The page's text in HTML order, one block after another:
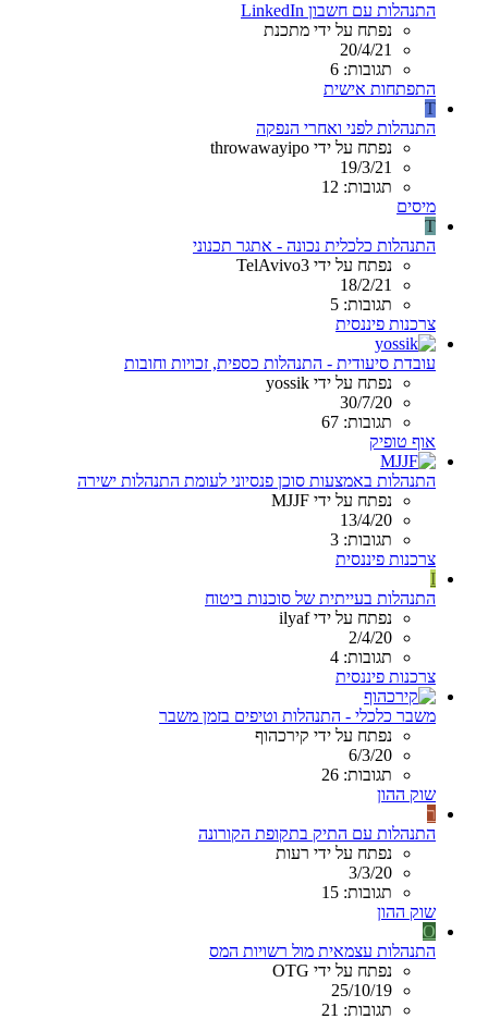
התנהלות עם חשבון LinkedIn
נפתח על ידי מתכנת
20/4/21
תגובות: 6
התפתחות אישית
T
התנהלות לפני ואחרי הנפקה
נפתח על ידי throwawayipo
19/3/21
תגובות: 12
מיסים
T
התנהלות כלכלית נכונה - אתגר תכנוני
נפתח על ידי TelAvivo3
18/2/21
תגובות: 5
צרכנות פיננסית
עובדת סיעודית - התנהלות כספית, זכויות וחובות
נפתח על ידי yossik
30/7/20
תגובות: 67
אוף טופיק
התנהלות באמצעות סוכן פנסיוני לעומת התנהלות ישירה
נפתח על ידי MJJF
13/4/20
תגובות: 3
צרכנות פיננסית
I
התנהלות בעייתית של סוכנות ביטוח
נפתח על ידי ilyaf
2/4/20
תגובות: 4
צרכנות פיננסית
משבר כלכלי - התנהלות וטיפים בזמן משבר
נפתח על ידי קירכהוף
6/3/20
תגובות: 26
שוק ההון
ר
התנהלות עם התיק בתקופת הקורונה
נפתח על ידי רעות
3/3/20
תגובות: 15
שוק ההון
O
התנהלות עצמאית מול רשויות המס
נפתח על ידי OTG
25/10/19
תגובות: 21